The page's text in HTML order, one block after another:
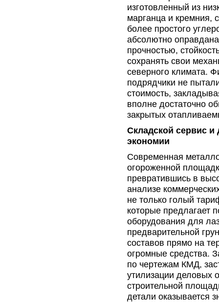
изготовленный из
марганца и кремния,
более простого
абсолютно
прочностью,
сохранять свои
северного климата.
подрядчики не
стоимость,
вполне достаточно
закрытых
Складской сервис и
экономии
Современная
огороженной
превратившись в
анализе
не только голый
которые предлагает
оборудования для
предварительной
составов прямо на
огромные средства.
по чертежам КМД,
утилизации деловых
строительной
детали оказывается